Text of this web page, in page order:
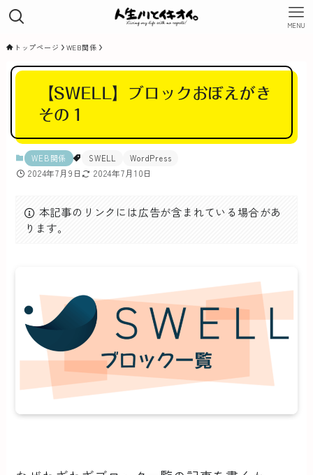
MENU
トップページ WEB関係
【SWELL】ブロックおぼえがき
その１
WEB関係 SWELL WordPress
2024年7月9日 2024年7月10日
本記事のリンクには広告が含まれている場合があ
ります。